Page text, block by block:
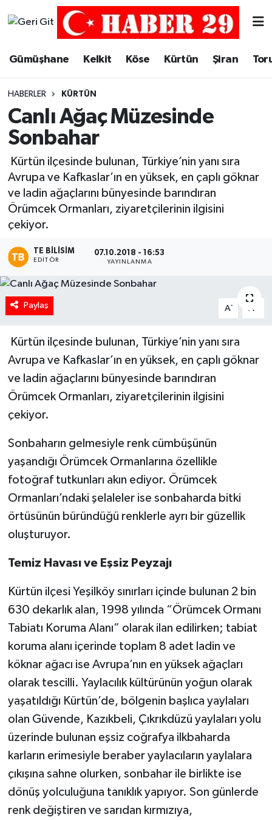
Gümüşhane Kelkit Köse Kürtün Şiran
HABERLER KÜRTÜN
Canlı Ağaç Müzesinde
Sonbahar
Kürtün ilçesinde bulunan, Türkiye’nin yanı sıra
Avrupa ve Kafkaslar’ın en yüksek, en çaplı göknar
ve ladin ağaçlarını bünyesinde barındıran
Örümcek Ormanları, ziyaretçilerinin ilgisini
çekiyor.
TE BILISIM
EDITÖR
07.10.2018 - 16:53
YAYINLANMA
Paylaş A- A
Kürtün ilçesinde bulunan, Türkiye’nin yanı sıra
Avrupa ve Kafkaslar’ın en yüksek, en çaplı göknar
ve ladin ağaçlarını bünyesinde barındıran
Örümcek Ormanları, ziyaretçilerinin ilgisini
çekiyor.
Sonbaharın gelmesiyle renk cümbüşünün
yaşandığı Örümcek Ormanlarına özellikle
fotoğraf tutkunları akın ediyor. Örümcek
Ormanları’ndaki şelaleler ise sonbaharda bitki
örtüsünün büründüğü renklerle ayrı bir güzellik
oluşturuyor.
Temiz Havası ve Eşsiz Peyzajı
Kürtün ilçesi Yeşilköy sınırları içinde bulunan 2 bin
630 dekarlık alan, 1998 yılında “Örümcek Ormanı
Tabiatı Koruma Alanı” olarak ilan edilirken; tabiat
koruma alanı içerinde toplam 8 adet ladin ve
köknar ağacı ise Avrupa’nın en yüksek ağaçları
olarak tescilli. Yaylacılık kültürünün yoğun olarak
yaşatıldığı Kürtün’de, bölgenin başlıca yaylaları
olan Güvende, Kazıkbeli, Çıkrıkdüzü yaylaları yolu
üzerinde bulunan eşsiz coğrafya ilkbaharda
karların erimesiyle beraber yaylacıların yaylalara
çıkışına sahne olurken, sonbahar ile birlikte ise
dönüş yolculuğuna tanıklık yapıyor. Son günlerde
renk değiştiren ve sarıdan kırmızıya,
Merkez Trafik Yoğunluk Haritası
Süper Lig Puan Durumu ve Fikstür
Tüm Manşetler
Son Dakika Haberleri
Haber Arşivi